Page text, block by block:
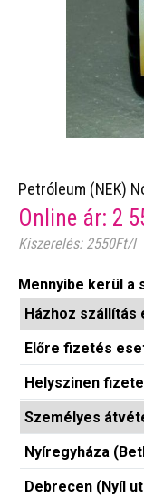
Petróleum (NEK)
Online ár: 2
Kiszerelés: 2550Ft/l
Mennyibe kerül a
Házhoz szállítás
Előre fizetés
Helyszinen
Személyes
Nyíregyháza
Debrecen (Nyíl